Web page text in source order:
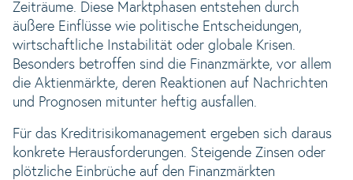
Zeiträume. Diese Marktphasen entstehen durch
äußere Einflüsse wie politische Entscheidungen,
wirtschaftliche Instabilität oder globale Krisen.
Besonders betroffen sind die Finanzmärkte, vor allem
die Aktienmärkte, deren Reaktionen auf Nachrichten
und Prognosen mitunter heftig ausfallen.
Für das Kreditrisikomanagement ergeben sich daraus
konkrete Herausforderungen. Steigende Zinsen oder
plötzliche Einbrüche auf den Finanzmärkten